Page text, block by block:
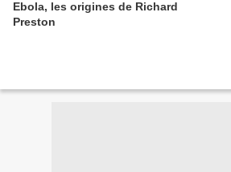
Ebola, les origines de Richard
Preston